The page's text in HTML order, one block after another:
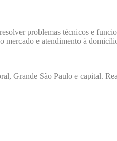
problemas técnicos e
mercado e atendimento à
Grande São Paulo e capital.